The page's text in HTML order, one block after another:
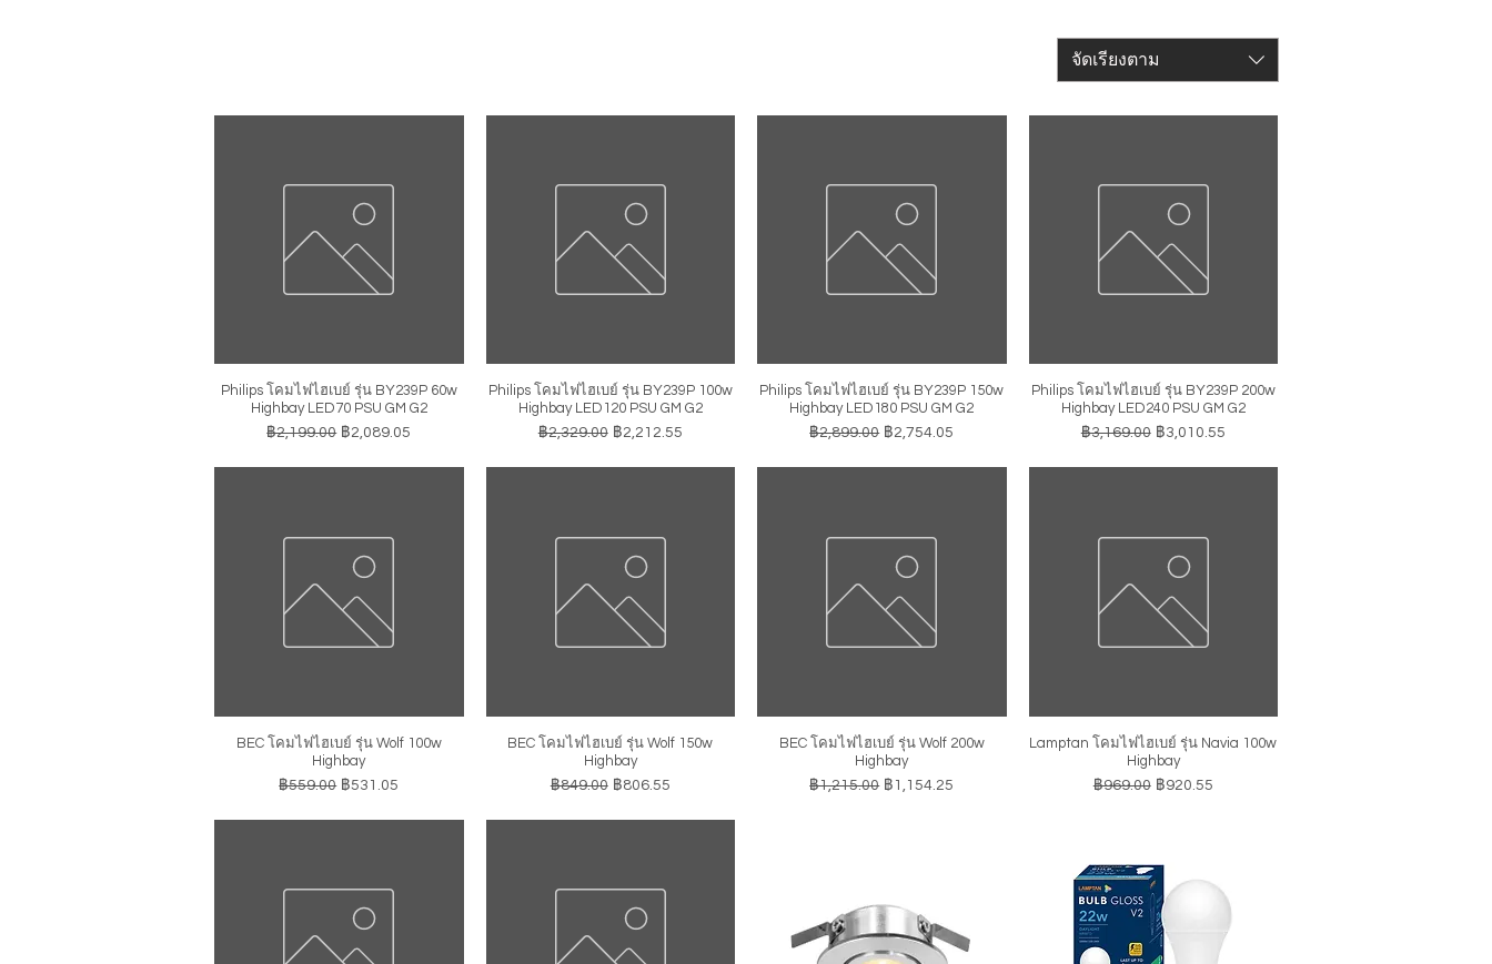
จัดเรียงตาม
ดูข้อมูลด่วน
Philips โคมไฟไฮเบย์ รุ่น BY239P 60w
Highbay LED70 PSU GM G2
ราคาปกติ
฿2,199.00 ราคาขายลด
฿2,089.05
ดูข้อมูลด่วน
Philips โคมไฟไฮเบย์ รุ่น BY239P 100w
Highbay LED120 PSU GM G2
ราคาปกติ
฿2,329.00 ราคาขายลด
฿2,212.55
ดูข้อมูลด่วน
Philips โคมไฟไฮเบย์ รุ่น BY239P 150w
Highbay LED180 PSU GM G2
ราคาปกติ
฿2,899.00 ราคาขายลด
฿2,754.05
ดูข้อมูลด่วน
Philips โคมไฟไฮเบย์ รุ่น BY239P 200w
Highbay LED240 PSU GM G2
ราคาปกติ
฿3,169.00 ราคาขายลด
฿3,010.55
ดูข้อมูลด่วน
BEC โคมไฟไฮเบย์ รุ่น Wolf 100w
Highbay
ราคาปกติ
฿559.00 ราคาขายลด
฿531.05
ดูข้อมูลด่วน
BEC โคมไฟไฮเบย์ รุ่น Wolf 150w
Highbay
ราคาปกติ
฿849.00 ราคาขายลด
฿806.55
ดูข้อมูลด่วน
BEC โคมไฟไฮเบย์ รุ่น Wolf 200w
Highbay
ราคาปกติ
฿1,215.00 ราคาขายลด
฿1,154.25
ดูข้อมูลด่วน
Lamptan โคมไฟไฮเบย์ รุ่น Navia 100w
Highbay
ราคาปกติ
฿969.00 ราคาขายลด
฿920.55